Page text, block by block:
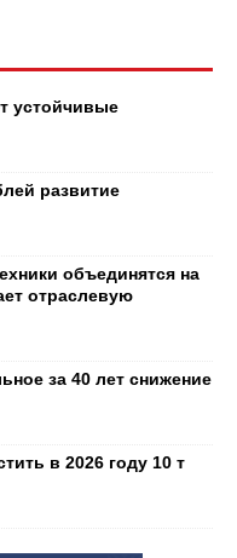
устойчивые
развитие
объединятся на
отраслевую
за 40 лет снижение
в 2026 году 10 т